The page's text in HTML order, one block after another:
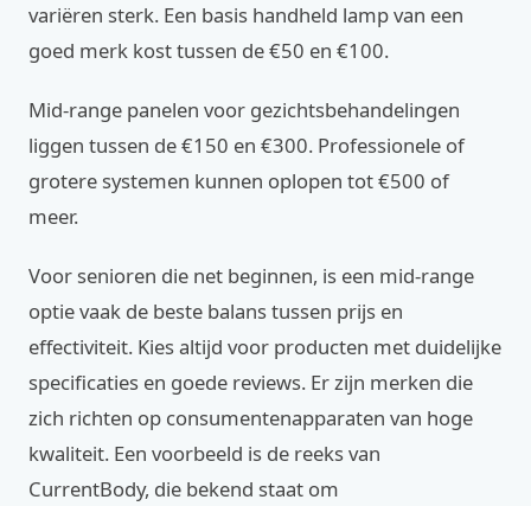
variëren sterk. Een basis handheld lamp van een
goed merk kost tussen de €50 en €100.
Mid-range panelen voor gezichtsbehandelingen
liggen tussen de €150 en €300. Professionele of
grotere systemen kunnen oplopen tot €500 of
meer.
Voor senioren die net beginnen, is een mid-range
optie vaak de beste balans tussen prijs en
effectiviteit. Kies altijd voor producten met duidelijke
specificaties en goede reviews. Er zijn merken die
zich richten op consumentenapparaten van hoge
kwaliteit. Een voorbeeld is de reeks van
CurrentBody, die bekend staat om